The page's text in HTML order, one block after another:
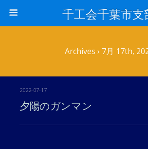
千工会千葉市支
Archives › 7月 17th,
2022-07-17
夕陽のガンマン